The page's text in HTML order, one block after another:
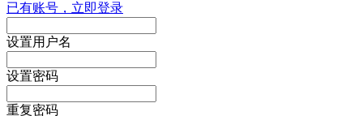
已有账号，立即登录
设置用户名
设置密码
重复密码